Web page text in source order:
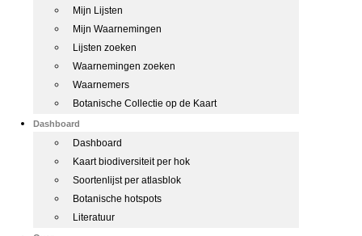
Mijn Lijsten
Mijn Waarnemingen
Lijsten zoeken
Waarnemingen zoeken
Waarnemers
Botanische Collectie op de Kaart
Dashboard
Dashboard
Kaart biodiversiteit per hok
Soortenlijst per atlasblok
Botanische hotspots
Literatuur